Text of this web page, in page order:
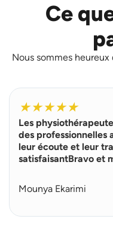
Ce
Nous sommes
★★★★★
Les
des professionnelles
leur écoute et leur
satisfaisantBravo et
Mounya Ekarimi